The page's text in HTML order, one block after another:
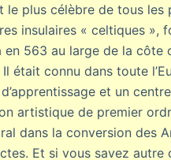
le plus célèbre de tous les
insulaires « celtiques »,
en 563 au large de la côte
Il était connu dans toute
et un
artistique de premier
dans la conversion des
Et si vous savez autre